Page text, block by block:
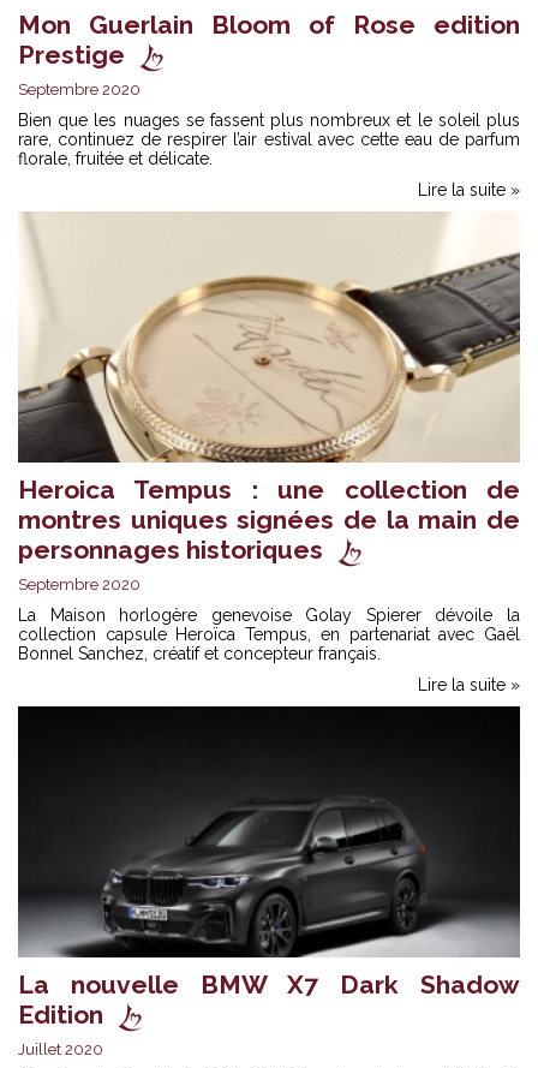
Mon Guerlain Bloom of Rose edition
Prestige
Septembre 2020
Bien que les nuages se fassent plus nombreux et le soleil plus
rare, continuez de respirer l’air estival avec cette eau de parfum
florale, fruitée et délicate.
Lire la suite »
Heroica Tempus : une collection de
montres uniques signées de la main de
personnages historiques
Septembre 2020
La Maison horlogère genevoise Golay Spierer dévoile la
collection capsule Heroïca Tempus, en partenariat avec Gaël
Bonnel Sanchez, créatif et concepteur français.
Lire la suite »
La nouvelle BMW X7 Dark Shadow
Edition
Juillet 2020